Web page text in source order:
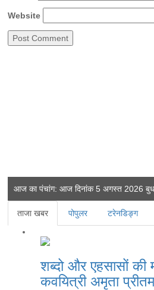
Website
आज का पंचांग: आज दिनांक 5 अगस्त 2026
ताजा खबर पोपुलर टरेनडिङ्ग
शब्दो और एहसासों की
कवयित्री अमृता